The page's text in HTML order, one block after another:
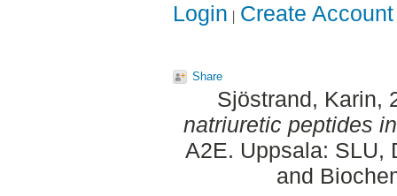
Login Create Account
Share
Sjöstrand, Karin,
natriuretic peptides
A2E. Uppsala: SLU,
and